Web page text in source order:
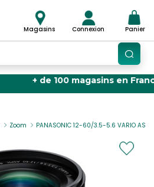
Magasins Connexion Panier
+ de 100 magasins en France🏬
Zoom PANASONIC 12-60/3.5-5.6 VARIO ASPH